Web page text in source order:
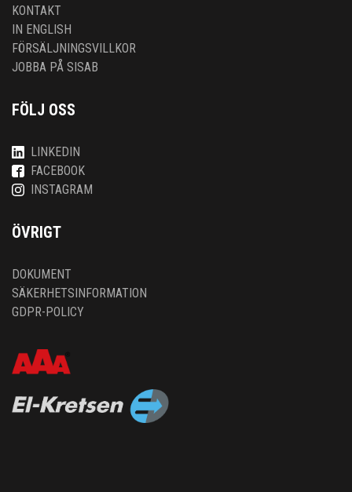
KONTAKT
IN ENGLISH
FÖRSÄLJNINGSVILLKOR
JOBBA PÅ SISAB
FÖLJ OSS
LINKEDIN
FACEBOOK
INSTAGRAM
ÖVRIGT
DOKUMENT
SÄKERHETSINFORMATION
GDPR-POLICY